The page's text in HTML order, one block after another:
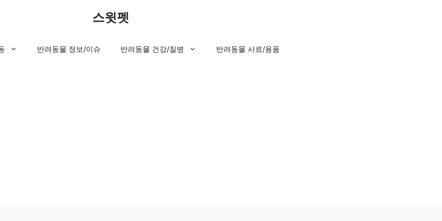
스윗펫
반려동물 정보/이슈 반려동물 건강/질병 반려동물 사료/용품